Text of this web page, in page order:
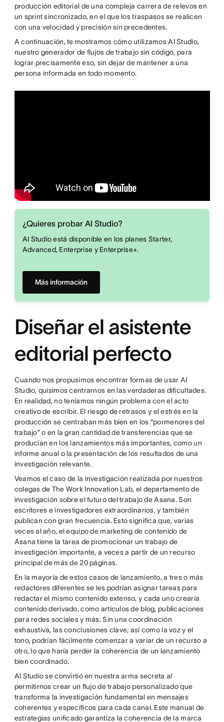
producción editorial de una compleja carrera de relevos en
un sprint sincronizado, en el que los traspasos se realicen
con una velocidad y precisión sin precedentes.
A continuación, te mostramos cómo utilizamos AI Studio,
nuestro generador de flujos de trabajo sin código, para
lograr precisamente eso, sin dejar de mantener a una
persona informada en todo momento.
¿Quieres probar AI Studio?
AI Studio está disponible en los planes Starter,
Advanced, Enterprise y Enterprise+.
Más información
Diseñar el asistente
editorial perfecto
Cuando nos propusimos encontrar formas de usar AI
Studio, quisimos centrarnos en las verdaderas dificultades.
En realidad, no teníamos ningún problema con el acto
creativo de escribir. El riesgo de retrasos y el estrés en la
producción se centraban más bien en los “pormenores del
trabajo” o en la gran cantidad de transferencias que se
producían en los lanzamientos más importantes, como un
informe anual o la presentación de los resultados de una
investigación relevante.
Veamos el caso de la investigación realizada por nuestros
colegas de The Work Innovation Lab, el departamento de
investigación sobre el futuro del trabajo de Asana. Son
escritores e investigadores extraordinarios, y también
publican con gran frecuencia. Esto significa que, varias
veces al año, el equipo de marketing de contenido de
Asana tiene la tarea de promocionar un trabajo de
investigación importante, a veces a partir de un recurso
principal de más de 20 páginas.
En la mayoría de estos casos de lanzamiento, a tres o más
redactores diferentes se les podrían asignar tareas para
redactar el mismo contenido extenso, y cada uno crearía
contenido derivado, como artículos de blog, publicaciones
para redes sociales y más. Sin una coordinación
exhaustiva, las conclusiones clave, así como la voz y el
tono, podrían fácilmente comenzar a variar de un recurso a
otro, lo que haría perder la coherencia de un lanzamiento
bien coordinado.
AI Studio se convirtió en nuestra arma secreta al
permitirnos crear un flujo de trabajo personalizado que
transforma la investigación fundamental en mensajes
coherentes y específicos para cada canal. Este manual de
estrategias unificado garantiza la coherencia de la marca